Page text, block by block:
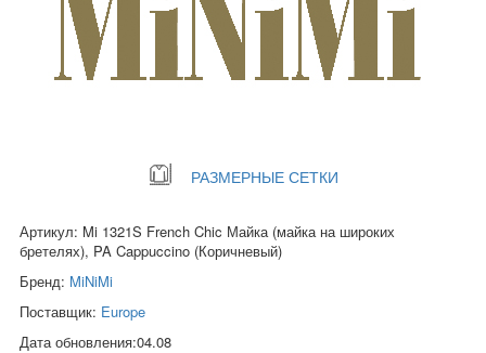
РАЗМЕРНЫЕ СЕТКИ
Артикул: Mi 1321S French Chic Майка (майка на широких
бретелях), PA Cappuccino (Коричневый)
Бренд: MiNiMi
Поставщик: Europe
Дата обновления:04.08